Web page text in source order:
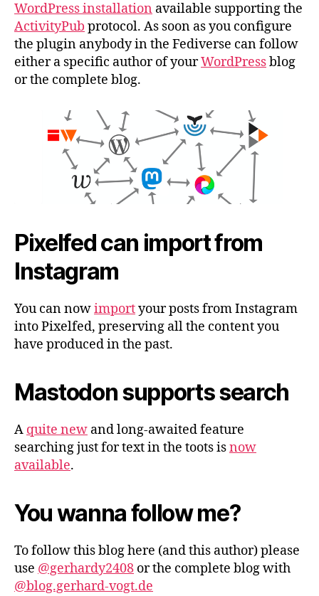
WordPress installation available supporting the
ActivityPub protocol. As soon as you configure
the plugin anybody in the Fediverse can follow
either a specific author of yourWordPressblog
or the complete blog.
Pixelfed can import from
Instagram
You can nowimportyour posts from Instagram
into Pixelfed, preserving all the content you
have produced in the past.
Mastodon supports search
A quite new and long-awaited feature
searching just for text in the toots isnow
available.
You wanna follow me?
To follow this blog here (and this author) please
use @gerhardy2408 or the complete blog with
@blog.gerhard-vogt.de